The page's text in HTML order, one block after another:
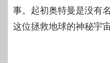
事。起初奥特曼是没有
这位拯救地球的神秘宇